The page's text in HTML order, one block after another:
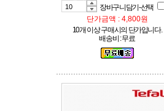
장바구니담기-선택
단가금액 : 4,800원
10개 이상 구매시의 단가입니다.
배송비 : 무료